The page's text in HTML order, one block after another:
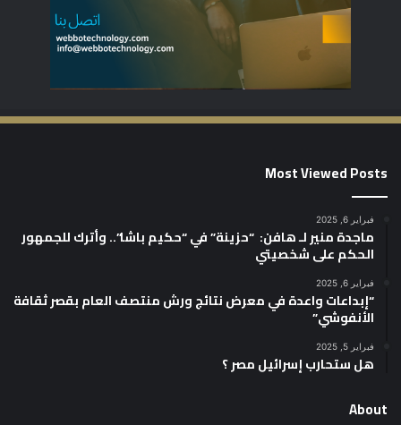
Most Viewed Posts
فبراير 6, 2025
ماجدة منير لـ هافن: “حزينة” في “حكيم باشا”.. وأترك للجمهور
الحكم على شخصيتي
فبراير 6, 2025
“إبداعات واعدة في معرض نتائج ورش منتصف العام بقصر ثقافة
الأنفوشي”
فبراير 5, 2025
هل ستحارب إسرائيل مصر ؟
About